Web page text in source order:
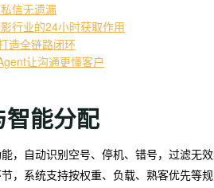
信无遗漏
行业的24小时获取作用
造全链路闭环
让沟通更懂客户
能分配
，自动识别空号、停机、错号，过滤无
，系统支持按权重、负载、熟客优先等